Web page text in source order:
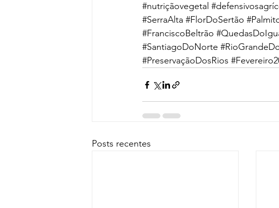
#nutriçãovegetal
#SerraAlta #FlorDoSertão
#FranciscoBeltrão
#SantiagoDoNorte
#PreservaçãoDosRios
Posts recentes